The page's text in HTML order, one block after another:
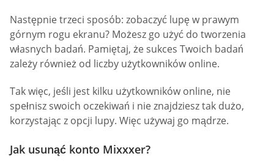
Następnie trzeci sposób: zobaczyć lupę w prawym
górnym rogu ekranu? Możesz go użyć do tworzenia
własnych badań. Pamiętaj, że sukces Twoich badań
zależy również od liczby użytkowników online.
Tak więc, jeśli jest kilku użytkowników online, nie
spełnisz swoich oczekiwań i nie znajdziesz tak dużo,
korzystając z opcji lupy. Więc używaj go mądrze.
Jak usunąć konto Mixxxer?